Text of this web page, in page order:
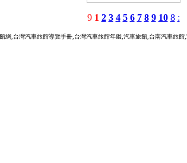
9 1 2 3 4 5 6 7 8 9 10 8 :
網,台灣汽車旅館導覽手冊,台灣汽車旅館年鑑,汽車旅館,台南汽車旅